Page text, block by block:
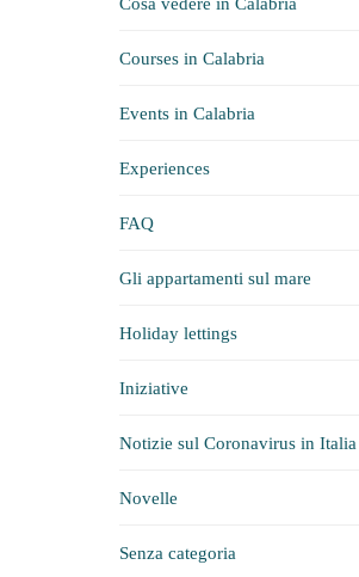
Courses in Calabria
Events in Calabria
Experiences
FAQ
Gli appartamenti sul mare
Holiday lettings
Iniziative
Notizie sul Coronavirus in Italia
Novelle
Senza categoria